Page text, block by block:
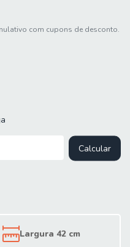
com cupons de desconto.
Calcular
Largura 42 cm